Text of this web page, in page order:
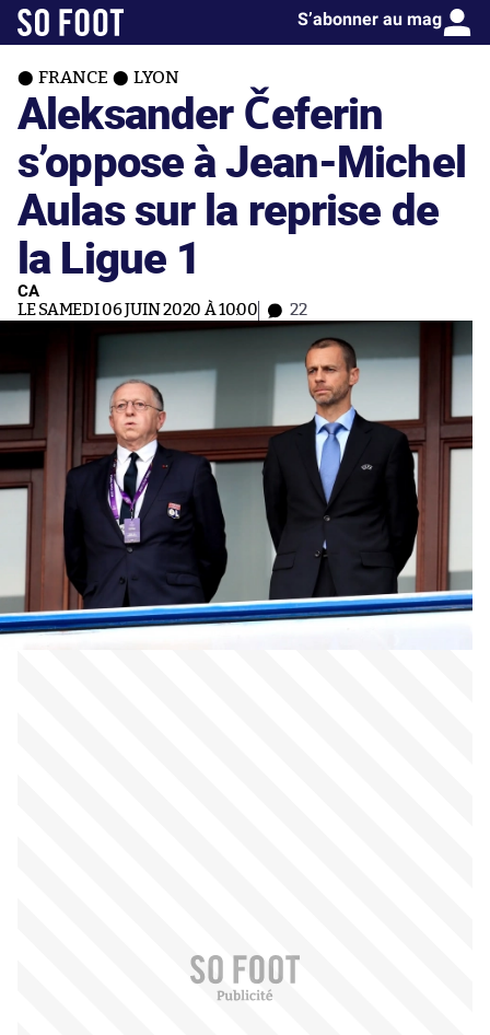
S’abonner au mag
FRANCE LYON
Aleksander Čeferin
s’oppose à Jean-Michel
Aulas sur la reprise de
la Ligue 1
CA
LE SAMEDI 06 JUIN 2020 À 10:00 22